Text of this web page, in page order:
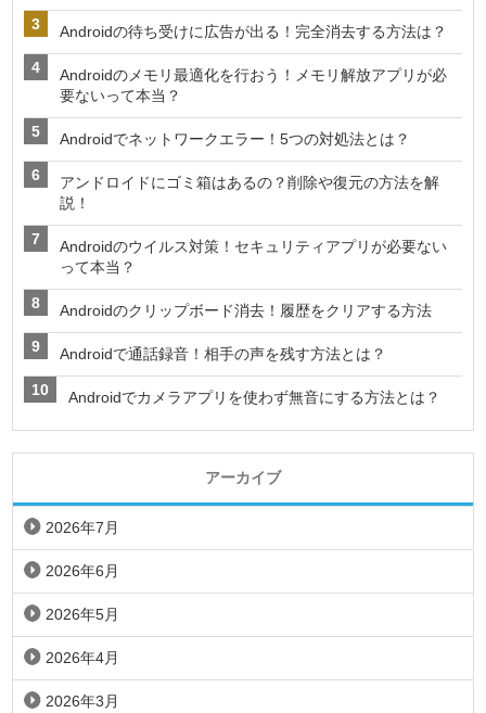
Androidの待ち受けに広告が出る！完全消去する方法は？
Androidのメモリ最適化を行おう！メモリ解放アプリが必
要ないって本当？
Androidでネットワークエラー！5つの対処法とは？
アンドロイドにゴミ箱はあるの？削除や復元の方法を解
説！
Androidのウイルス対策！セキュリティアプリが必要ない
って本当？
Androidのクリップボード消去！履歴をクリアする方法
Androidで通話録音！相手の声を残す方法とは？
Androidでカメラアプリを使わず無音にする方法とは？
アーカイブ
2026年7月
2026年6月
2026年5月
2026年4月
2026年3月